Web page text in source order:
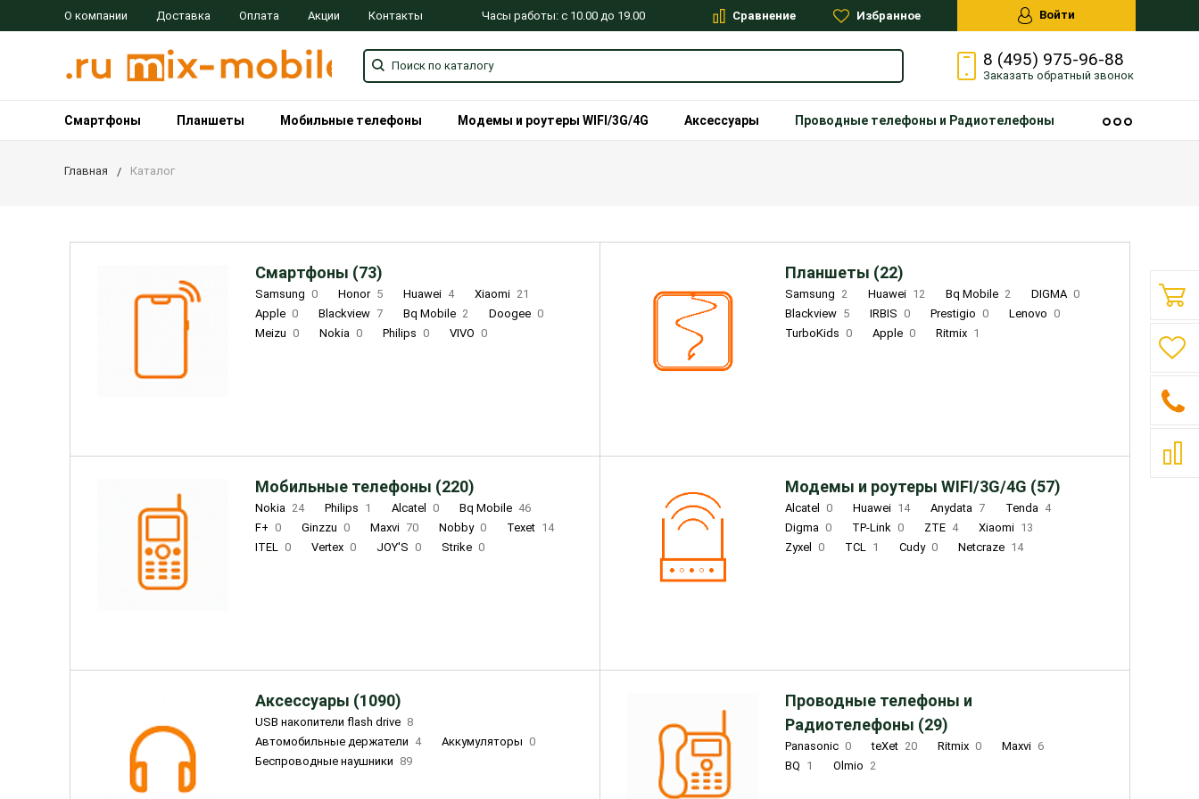
О компании Доставка Оплата Акции Контакты Часы работы: с 10.00 до 19.00 Сравнение Избранное Войти
8 (495) 975-96-88
Заказать обратный звонок
Смартфоны Планшеты Мобильные телефоны Модемы и роутеры WIFI/3G/4G Аксессуары Проводные телефоны и Радиотелефоны
Главная Каталог
Смартфоны (73)
Samsung 0 Honor 5 Huawei 4 Xiaomi 21
Apple 0 Blackview 7 Bq Mobile 2 Doogee 0
Meizu 0 Nokia 0 Philips 0 VIVO 0
Планшеты (22)
Samsung 2 Huawei 12 Bq Mobile 2 DIGMA 0
Blackview 5 IRBIS 0 Prestigio 0 Lenovo 0
TurboKids 0 Apple 0 Ritmix 1
Мобильные телефоны (220)
Nokia 24 Philips 1 Alcatel 0 Bq Mobile 46
F+ 0 Ginzzu 0 Maxvi 70 Nobby 0 Texet 14
ITEL 0 Vertex 0 JOY'S 0 Strike 0
Модемы и роутеры WIFI/3G/4G (57)
Alcatel 0 Huawei 14 Anydata 7 Tenda 4
Digma 0 TP-Link 0 ZTE 4 Xiaomi 13
Zyxel
0 TCL 1 Cudy 0 Netcraze 14
Аксессуары (1090)
USB накопители flash drive 8
Автомобильные держатели 4 Аккумуляторы 0
Беспроводные наушники 89
Проводные телефоны и
Радиотелефоны (29)
Panasonic 0 teXet 20 Ritmix 0 Maxvi 6
BQ 1 Olmio 2